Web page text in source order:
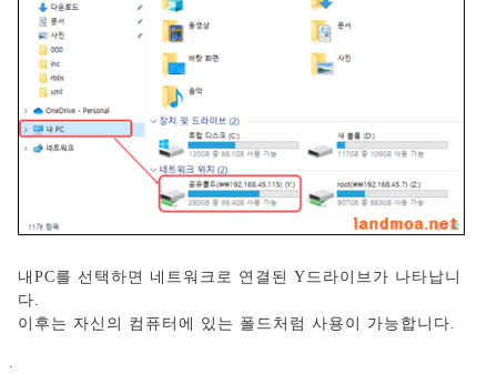
내PC를 선택하면 네트워크로 연결된 Y드라이브가 나타납니
다.
이후는 자신의 컴퓨터에 있는 폴드처럼 사용이 가능합니다.
.